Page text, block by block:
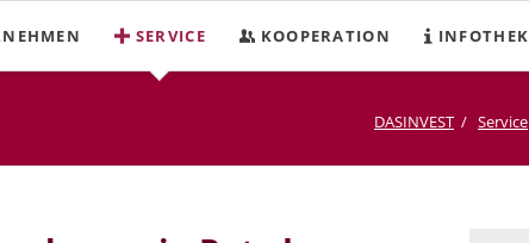
SERVICE KOOPERATION INFOTHEK
DASINVEST Service